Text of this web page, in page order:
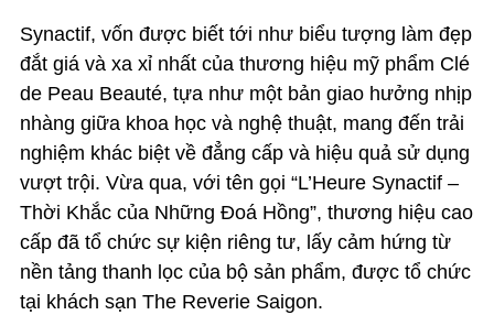
Synactif, vốn được biết tới như biểu tượng làm đẹp
đắt giá và xa xỉ nhất của thương hiệu mỹ phẩm Clé
de Peau Beauté, tựa như một bản giao hưởng nhịp
nhàng giữa khoa học và nghệ thuật, mang đến trải
nghiệm khác biệt về đẳng cấp và hiệu quả sử dụng
vượt trội. Vừa qua, với tên gọi “L’Heure Synactif –
Thời Khắc của Những Đoá Hồng”, thương hiệu cao
cấp đã tổ chức sự kiện riêng tư, lấy cảm hứng từ
nền tảng thanh lọc của bộ sản phẩm, được tổ chức
tại khách sạn The Reverie Saigon.